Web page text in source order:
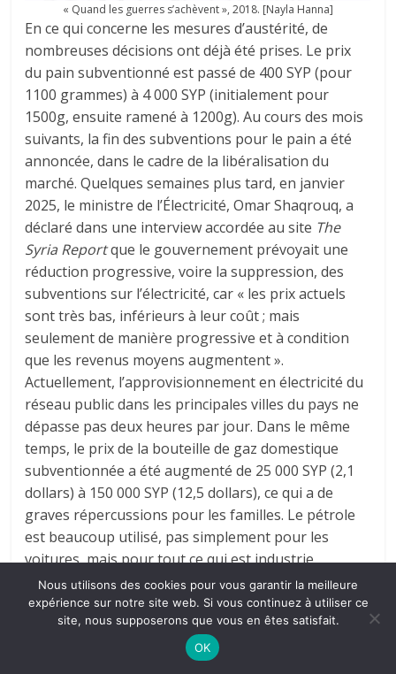
« Quand les guerres s’achèvent », 2018. [Nayla Hanna]
En ce qui concerne les mesures d’austérité, de
nombreuses décisions ont déjà été prises. Le prix
du pain subventionné est passé de 400 SYP (pour
1100 grammes) à 4 000 SYP (initialement pour
1500g, ensuite ramené à 1200g). Au cours des mois
suivants, la fin des subventions pour le pain a été
annoncée, dans le cadre de la libéralisation du
marché. Quelques semaines plus tard, en janvier
2025, le ministre de l’Électricité, Omar Shaqrouq, a
déclaré dans une interview accordée au site The
Syria Reportque le gouvernement prévoyait une
réduction progressive, voire la suppression, des
subventions sur l’électricité, car « les prix actuels
sont très bas, inférieurs à leur coût ; mais
seulement de manière progressive et à condition
que les revenus moyens augmentent ».
Actuellement, l’approvisionnement en électricité du
réseau public dans les principales villes du pays ne
dépasse pas deux heures par jour. Dans le même
temps, le prix de la bouteille de gaz domestique
subventionnée a été augmenté de 25 000 SYP (2,1
dollars) à 150 000 SYP (12,5 dollars), ce qui a de
graves répercussions pour les familles. Le pétrole
est beaucoup utilisé, pas simplement pour les
voitures, mais pour tout ce qui est industrie,
agriculture, pour chauffer la maison et autres. Et il y
a peu d’électricité : deux heures d’électricité par jour
sur 20 jours par mois seulement.
Donc, le gouvernement syrien a clairement une
Nous utilisons des cookies pour vous garantir la meilleure
expérience sur notre site web. Si vous continuez à utiliser ce
site, nous supposerons que vous en êtes satisfait.
OK